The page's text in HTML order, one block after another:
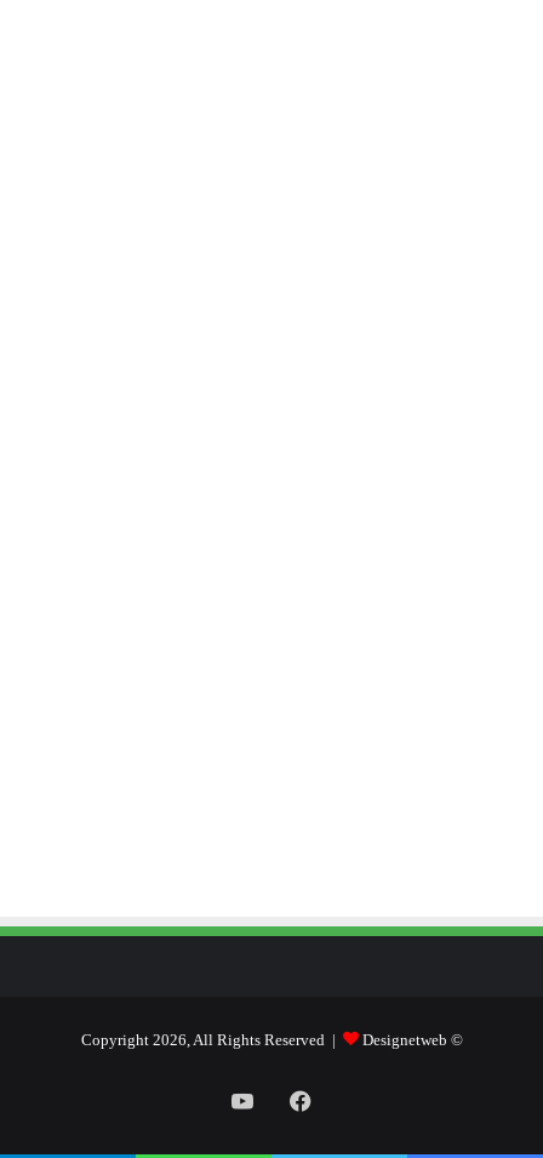
© Copyright 2026, All Rights Reserved |
Designetweb
فيسبوك